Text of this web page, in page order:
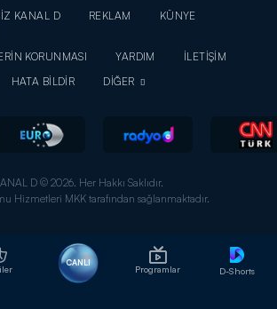
CANLI
Programlar D-Shorts
KANAL D REKLAM
KÜNYE
KORUNMASI
YARDIM
İLETİŞİM
HATA BİLDİR
DİĞER
D © 2026. Her Hakkı Saklıdır.
Hizmetleri MKK tarafından sağlanmaktadır.